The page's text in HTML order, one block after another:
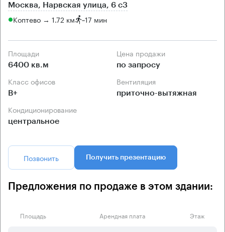
Москва, Нарвская улица, 6 с3
Коптево → 1.72 км ~17 мин
Площади
6400 кв.м
Цена продажи
по запросу
Класс офисов
B+
Вентиляция
приточно-вытяжная
Кондиционирование
центральное
Позвонить Получить презентацию
Предложения по продаже в этом здании:
Площадь Арендная плата Этаж